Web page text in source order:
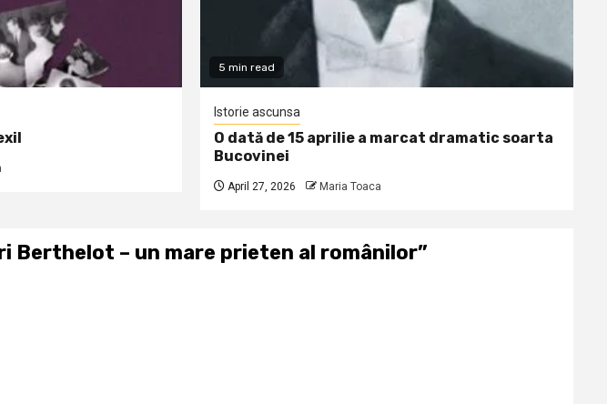
5 min read
Istorie ascunsa
O dată de 15 aprilie a marcat dramatic soarta
Bucovinei
April 27, 2026 Maria Toaca
Berthelot – un mare prieten al românilor”